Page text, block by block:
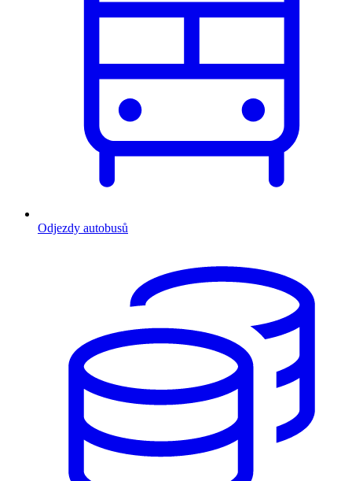
Odjezdy autobusů